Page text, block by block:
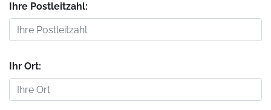
Ihre Postleitzahl:
Ihr Ort: